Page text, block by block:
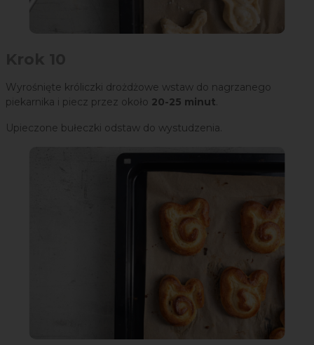
Wyrośnięte króliczki drożdżowe wstaw do nagrzanego
piekarnika i piecz przez około 20-25 minut
Upieczone bułeczki odstaw do wystudzenia.